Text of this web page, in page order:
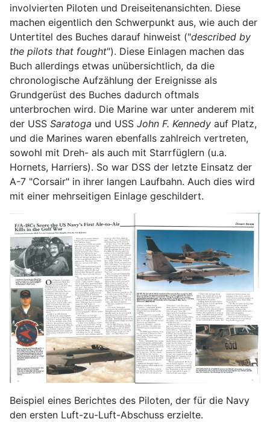
involvierten Piloten und Dreiseitenansichten. Diese
machen eigentlich den Schwerpunkt aus, wie auch der
Untertitel des Buches darauf hinweist ("described by
the pilots that fought"). Diese Einlagen machen das
Buch allerdings etwas unübersichtlich, da die
chronologische Aufzählung der Ereignisse als
Grundgerüst des Buches dadurch oftmals
unterbrochen wird. Die Marine war unter anderem mit
der USS Saratoga und USS John F. Kennedy auf Platz,
und die Marines waren ebenfalls zahlreich vertreten,
sowohl mit Dreh- als auch mit Starrfüglern (u.a.
Hornets, Harriers). So war DSS der letzte Einsatz der
A-7 "Corsair" in ihrer langen Laufbahn. Auch dies wird
mit einer mehrseitigen Einlage geschildert.
Beispiel eines Berichtes des Piloten, der für die Navy
den ersten Luft-zu-Luft-Abschuss erzielte.